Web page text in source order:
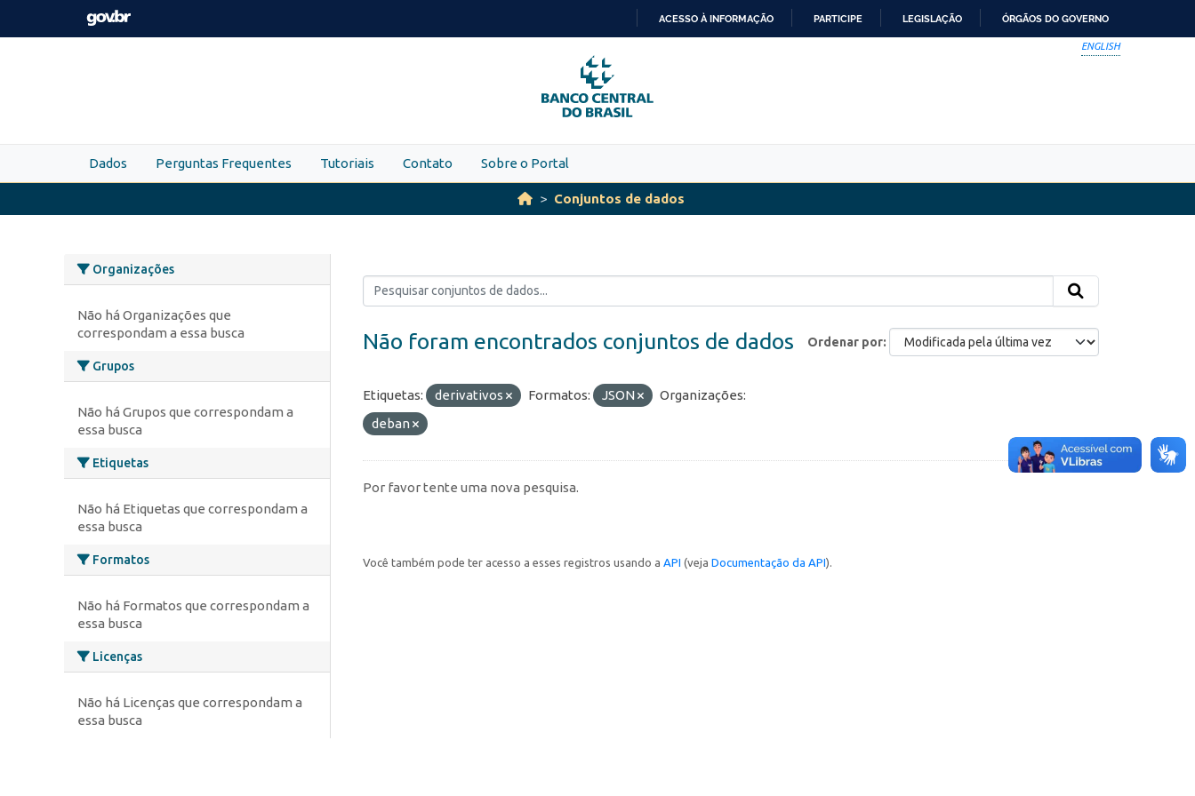
Skip to main content
PARA
O
CONTEÚDO
ACESSO À INFORMAÇÃO PARTICIPE LEGISLAÇÃO ÓRGÃOS DO GOVERNO
ENGLISH
Dados Perguntas Frequentes Tutoriais Contato Sobre o Portal
Conjuntos de dados
Organizações
Não há Organizações que
correspondam a essa busca
Grupos
Não há Grupos que correspondam a
essa busca
Etiquetas
Não há Etiquetas que correspondam a
essa busca
Formatos
Não há Formatos que correspondam a
essa busca
Licenças
Não há Licenças que correspondam a
essa busca
Ordenar por
Não foram encontrados conjuntos de dados
Etiquetas: derivativos Formatos: JSON
Organizações:
deban
Por favor tente uma nova pesquisa.
Você também pode ter acesso a esses registros usando a API (veja Documentação da API).